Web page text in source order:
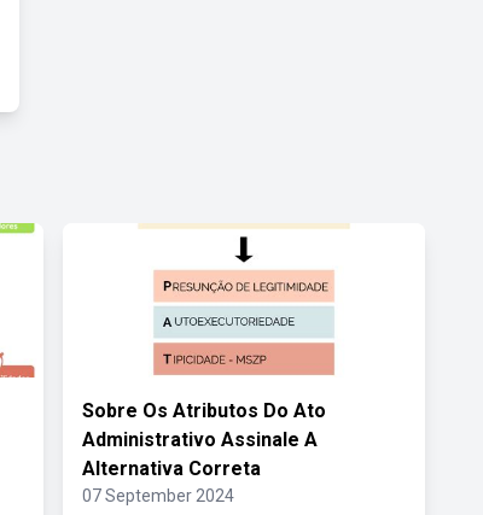
Sobre Os Atributos Do Ato
Administrativo Assinale A
Alternativa Correta
07 September 2024